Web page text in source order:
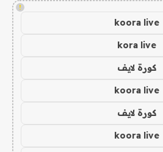
!
koora live
kora live
كورة لايف
koora live
كورة لايف
koora live